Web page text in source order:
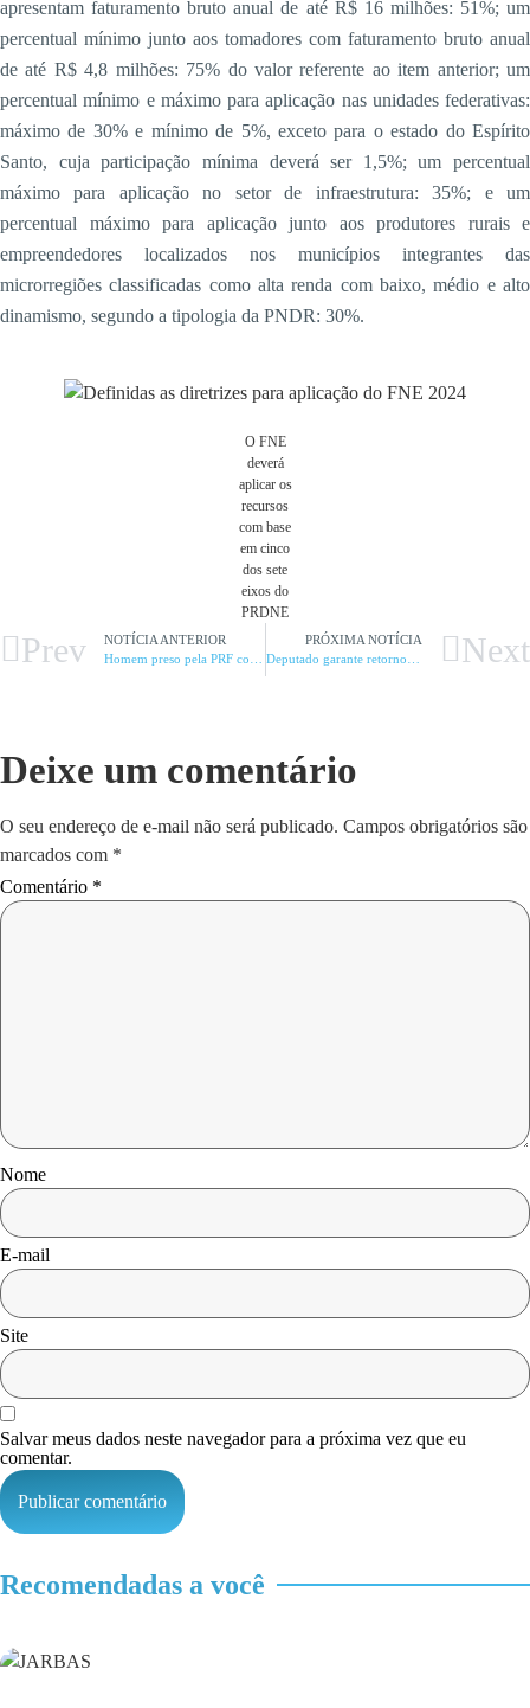
apresentam faturamento bruto anual de até R$ 16 milhões: 51%; um
percentual mínimo junto aos tomadores com faturamento bruto anual
de até R$ 4,8 milhões: 75% do valor referente ao item anterior; um
percentual mínimo e máximo para aplicação nas unidades federativas:
máximo de 30% e mínimo de 5%, exceto para o estado do Espírito
Santo, cuja participação mínima deverá ser 1,5%; um percentual
máximo para aplicação no setor de infraestrutura: 35%; e um
percentual máximo para aplicação junto aos produtores rurais e
empreendedores localizados nos municípios integrantes das
microrregiões classificadas como alta renda com baixo, médio e alto
dinamismo, segundo a tipologia da PNDR: 30%.
O FNE
deverá
aplicar os
recursos
com base
em cinco
dos sete
eixos do
PRDNE
Prev
NOTÍCIA ANTERIOR
PRÓXIMA NOTÍCIA
Next
Deixe um comentário
O seu endereço de e-mail não será publicado. Campos obrigatórios são
marcados com *
Comentário *
Nome
E-mail
Site
Salvar meus dados neste navegador para a próxima vez que eu
comentar.
Recomendadas a você